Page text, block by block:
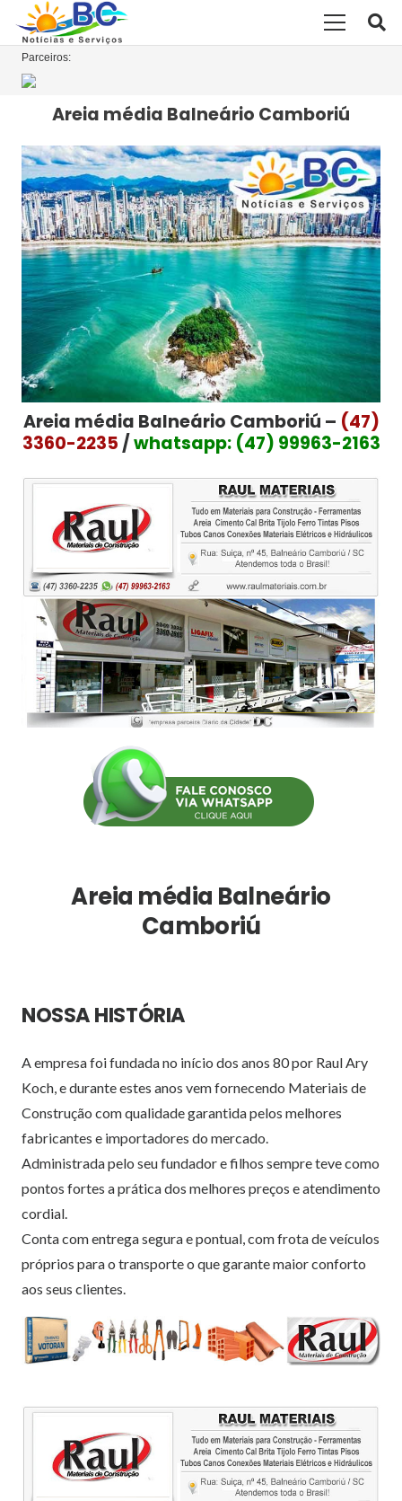
Parceiros:
Areia média Balneário Camboriú
Areia média Balneário Camboriú – (47)
3360-2235/whatsapp: (47) 99963-2163
Areia média Balneário
Camboriú
NOSSA HISTÓRIA
A empresa foi fundada no início dos anos 80 por Raul Ary
Koch, e durante estes anos vem fornecendo Materiais de
Construção com qualidade garantida pelos melhores
fabricantes e importadores do mercado.
Administrada pelo seu fundador e filhos sempre teve como
pontos fortes a prática dos melhores preços e atendimento
cordial.
Conta com entrega segura e pontual, com frota de veículos
próprios para o transporte o que garante maior conforto
aos seus clientes.